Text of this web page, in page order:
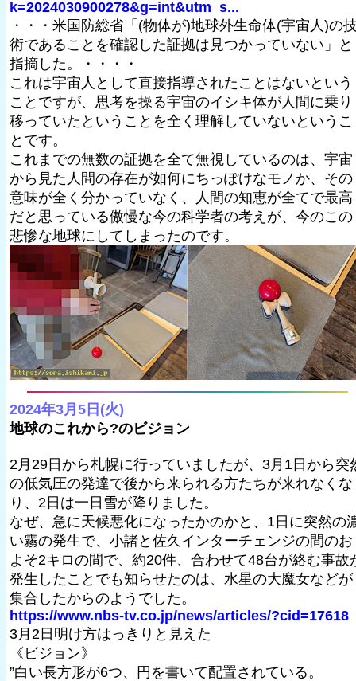
k=2024030900278&g=int&utm_s...
・・・米国防総省「(物体が)地球外生命体(宇宙人)の
術であることを確認した証拠は見つかっていない」と
指摘した。・・・・
これは宇宙人として直接指導されたことはないという
ことですが、思考を操る宇宙のイシキ体が人間に乗り
移っていたということを全く理解していないというこ
とです。
これまでの無数の証拠を全て無視しているのは、宇宙
から見た人間の存在が如何にちっぽけなモノか、その
意味が全く分かっていなく、人間の知恵が全てで最高
だと思っている傲慢な今の科学者の考えが、今のこの
悲惨な地球にしてしまったのです。
2024年3月5日(火)
地球のこれから?のビジョン
2月29日から札幌に行っていましたが、3月1日から突
の低気圧の発達で後から来られる方たちが来れなくな
り、2日は一日雪が降りました。
なぜ、急に天候悪化になったかのかと、1日に突然の
い霧の発生で、小諸と佐久インターチェンジの間のお
よそ2キロの間で、約20件、合わせて48台が絡む事故
発生したことでも知らせたのは、水星の大魔女などが
集合したからのようでした。
https://www.nbs-tv.co.jp/news/articles/?cid=17618
3月2日明け方はっきりと見えた
《ビジョン》
”白い長方形が6つ、円を書いて配置されている。